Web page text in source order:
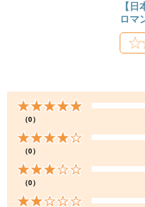
【
ロマ
（0）
（0）
（0）